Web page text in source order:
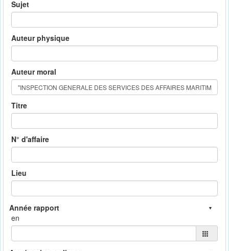
Sujet
Auteur physique
Auteur moral
Titre
N° d'affaire
Lieu
en